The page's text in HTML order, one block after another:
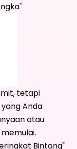
tetapi
Anda
atau
Bintang"